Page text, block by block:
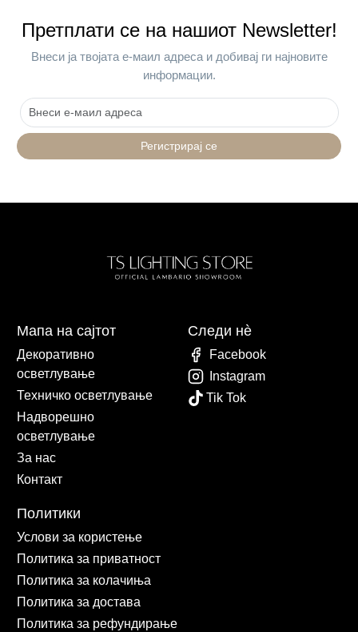
Претплати се на нашиот Newsletter!
Внеси ја твојата е-маил адреса и добивај ги најновите
информации.
Регистрирај се
Мапа на сајтот
Декоративно
осветлување
Техничко осветлување
Надворешно
осветлување
За нас
Контакт
Политики
Услови за користење
Политика за приватност
Политика за колачиња
Политика за достава
Политика за рефундирање
Следи нè
Facebook
Instagram
Tik Tok